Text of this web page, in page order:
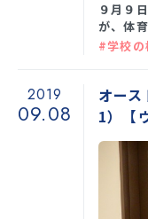
９月９
が、体
#学校の
2019
09.08
オー
1）【